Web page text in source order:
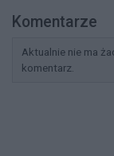
Komentarze
Aktualnie nie ma
komentarz.